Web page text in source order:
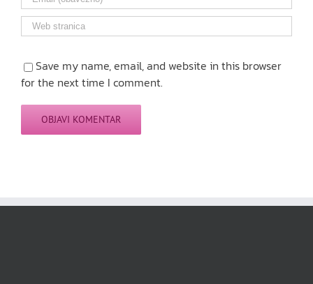
Save my name, email, and website in this browser
for the next time I comment.